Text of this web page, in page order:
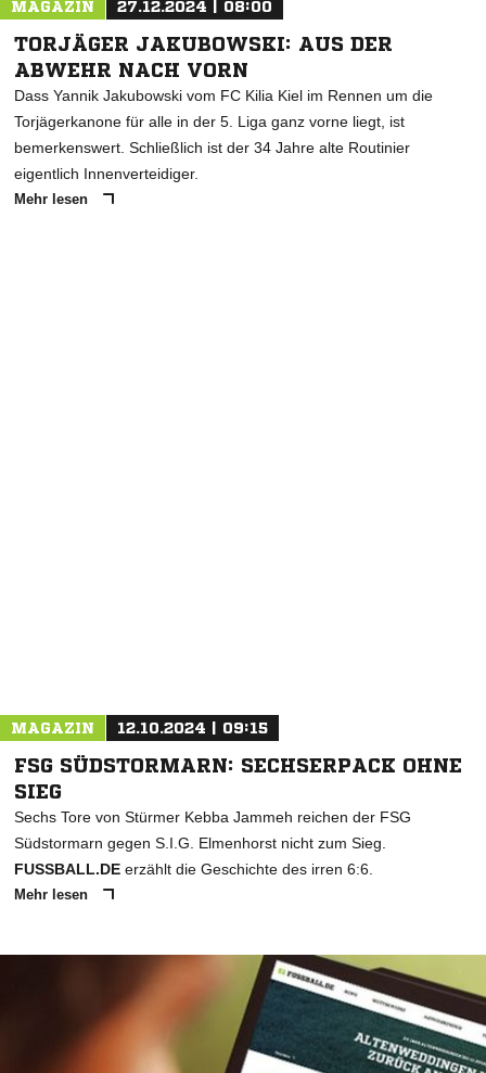
MAGAZIN 27.12.2024 | 08:00
TORJÄGER JAKUBOWSKI: AUS DER
ABWEHR NACH VORN
Dass Yannik Jakubowski vom FC Kilia Kiel im Rennen um die
Torjägerkanone für alle in der 5. Liga ganz vorne liegt, ist
bemerkenswert. Schließlich ist der 34 Jahre alte Routinier
eigentlich Innenverteidiger.
Mehr lesen
MAGAZIN 12.10.2024 | 09:15
FSG SÜDSTORMARN: SECHSERPACK OHNE
SIEG
Sechs Tore von Stürmer Kebba Jammeh reichen der FSG
Südstormarn gegen S.I.G. Elmenhorst nicht zum Sieg.
FUSSBALL.DE erzählt die Geschichte des irren 6:6.
Mehr lesen